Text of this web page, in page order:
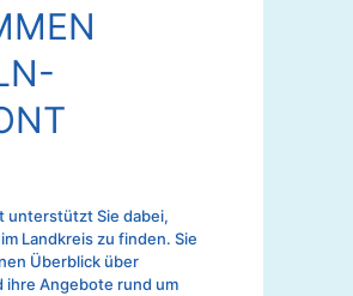
unterstützt Sie dabei,
Landkreis zu finden. Sie
Überblick über
ihre Angebote rund um